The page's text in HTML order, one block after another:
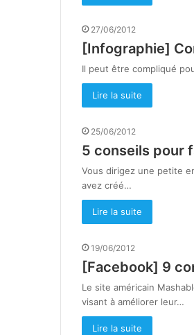
27/06/2012
[Infographie]
Il peut être compliqué
Lire la suite
25/06/2012
5 conseils pour
Vous dirigez une petite
avez créé…
Lire la suite
19/06/2012
[Facebook] 9
Le site américain
visant à améliorer leur…
Lire la suite